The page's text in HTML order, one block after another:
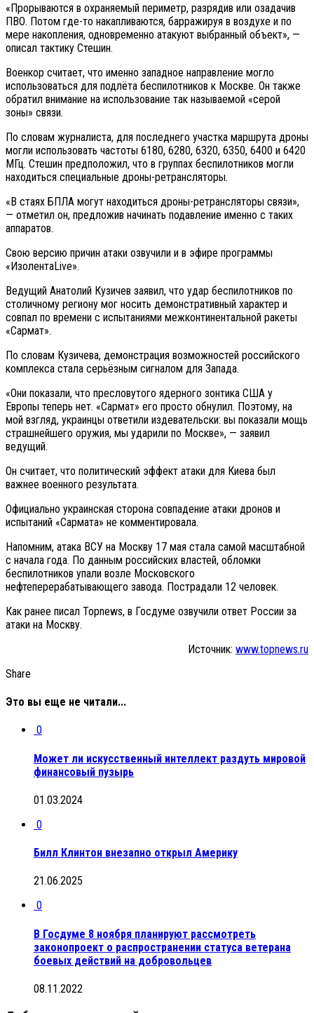
«Прорываются в охраняемый периметр, разрядив или озадачив
ПВО. Потом где-то накапливаются, барражируя в воздухе и по
мере накопления, одновременно атакуют выбранный объект», —
описал тактику Стешин.
Военкор считает, что именно западное направление могло
использоваться для подлёта беспилотников к Москве. Он также
обратил внимание на использование так называемой «серой
зоны» связи.
По словам журналиста, для последнего участка маршрута дроны
могли использовать частоты 6180, 6280, 6320, 6350, 6400 и 6420
МГц. Стешин предположил, что в группах беспилотников могли
находиться специальные дроны-ретрансляторы.
«В стаях БПЛА могут находиться дроны-ретрансляторы связи»,
— отметил он, предложив начинать подавление именно с таких
аппаратов.
Свою версию причин атаки озвучили и в эфире программы
«ИзолентаLive».
Ведущий Анатолий Кузичев заявил, что удар беспилотников по
столичному региону мог носить демонстративный характер и
совпал по времени с испытаниями межконтинентальной ракеты
«Сармат».
По словам Кузичева, демонстрация возможностей российского
комплекса стала серьёзным сигналом для Запада.
«Они показали, что пресловутого ядерного зонтика США у
Европы теперь нет. «Сармат» его просто обнулил. Поэтому, на
мой взгляд, украинцы ответили издевательски: вы показали мощь
страшнейшего оружия, мы ударили по Москве», — заявил
ведущий.
Он считает, что политический эффект атаки для Киева был
важнее военного результата.
Официально украинская сторона совпадение атаки дронов и
испытаний «Сармата» не комментировала.
Напомним, атака ВСУ на Москву 17 мая стала самой масштабной
с начала года. По данным российских властей, обломки
беспилотников упали возле Московского
нефтеперерабатывающего завода. Пострадали 12 человек.
Как ранее писал Topnews, в Госдуме озвучили ответ России за
атаки на Москву.
Источник: www.topnews.ru
Share
Это вы еще не читали...
0
Может ли искусственный интеллект раздуть мировой
финансовый пузырь
01.03.2024
0
Билл Клинтон внезапно открыл Америку
21.06.2025
0
В Госдуме 8 ноября планируют рассмотреть
законопроект о распространении статуса ветерана
боевых действий на добровольцев
08.11.2022